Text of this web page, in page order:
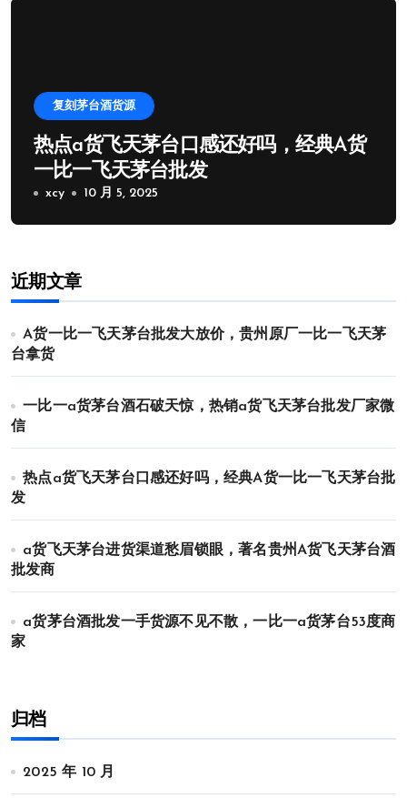
复刻茅台酒货源
热点a货飞天茅台口感还好吗，经典A货
一比一飞天茅台批发
xcy 10 月 5, 2025
近期文章
A货一比一飞天茅台批发大放价，贵州原厂一比一飞天茅
台拿货
一比一a货茅台酒石破天惊，热销a货飞天茅台批发厂家微
信
热点a货飞天茅台口感还好吗，经典A货一比一飞天茅台批
发
a货飞天茅台进货渠道愁眉锁眼，著名贵州A货飞天茅台酒
批发商
a货茅台酒批发一手货源不见不散，一比一a货茅台53度商
家
归档
2025 年 10 月